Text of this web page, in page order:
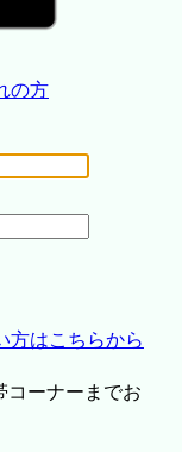
の方
方はこちらから
コーナーまでお